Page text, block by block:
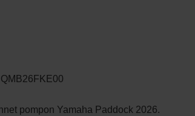
pompon Yamaha Paddock 2026.